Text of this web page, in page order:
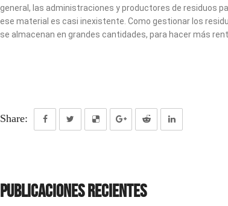
general, las administraciones y productores de residuos
ese material es casi inexistente. Como gestionar los
se almacenan en grandes cantidades, para hacer más
Share:
Publicaciones recientes